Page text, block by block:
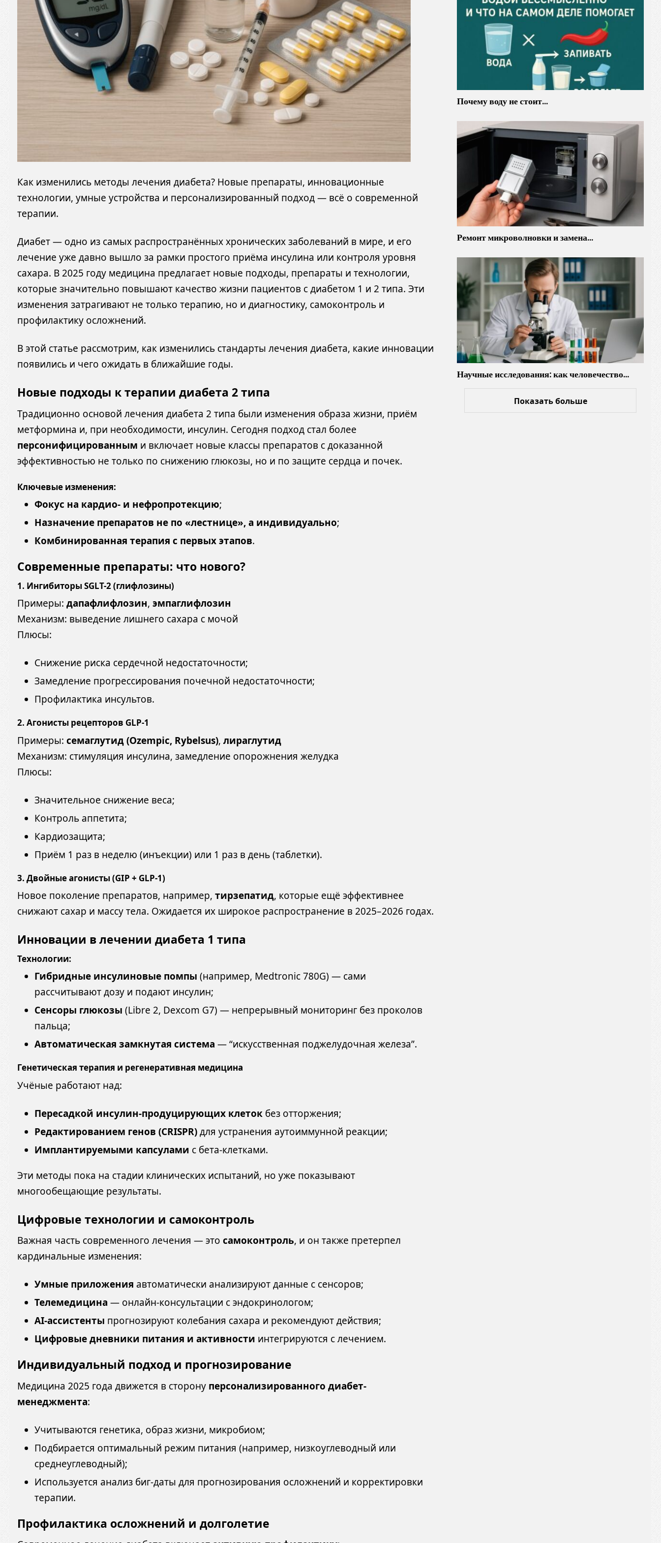
Как изменились методы лечения диабета? Новые препараты, инновационные
технологии, умные устройства и персонализированный подход — всё о современной
терапии.
Диабет — одно из самых распространённых хронических заболеваний в мире, и его
лечение уже давно вышло за рамки простого приёма инсулина или контроля уровня
сахара. В 2025 году медицина предлагает новые подходы, препараты и технологии,
которые значительно повышают качество жизни пациентов с диабетом 1 и 2 типа. Эти
изменения затрагивают не только терапию, но и диагностику, самоконтроль и
профилактику осложнений.
В этой статье рассмотрим, как изменились стандарты лечения диабета, какие инновации
появились и чего ожидать в ближайшие годы.
Новые подходы к терапии диабета 2 типа
Традиционно основой лечения диабета 2 типа были изменения образа жизни, приём
метформина и, при необходимости, инсулин. Сегодня подход стал более
персонифицированным и включает новые классы препаратов с доказанной
эффективностью не только по снижению глюкозы, но и по защите сердца и почек.
Ключевые изменения:
Фокус на кардио- и нефропротекцию;
Назначение препаратов не по «лестнице», а индивидуально;
Комбинированная терапия с первых этапов.
Современные препараты: что нового?
1. Ингибиторы SGLT-2 (глифлозины)
Примеры: дапафлифлозин, эмпаглифлозин
Механизм: выведение лишнего сахара с мочой
Плюсы:
Снижение риска сердечной недостаточности;
Замедление прогрессирования почечной недостаточности;
Профилактика инсультов.
2. Агонисты рецепторов GLP-1
Примеры: семаглутид (Ozempic, Rybelsus), лираглутид
Механизм: стимуляция инсулина, замедление опорожнения желудка
Плюсы:
Значительное снижение веса;
Контроль аппетита;
Кардиозащита;
Приём 1 раз в неделю (инъекции) или 1 раз в день (таблетки).
3. Двойные агонисты (GIP + GLP-1)
Новое поколение препаратов, например, тирзепатид, которые ещё эффективнее
снижают сахар и массу тела. Ожидается их широкое распространение в 2025–2026 годах.
Инновации в лечении диабета 1 типа
Технологии:
Гибридные инсулиновые помпы (например, Medtronic 780G) — сами
рассчитывают дозу и подают инсулин;
Сенсоры глюкозы (Libre 2, Dexcom G7) — непрерывный мониторинг без проколов
пальца;
Автоматическая замкнутая система — “искусственная поджелудочная железа”.
Генетическая терапия и регенеративная медицина
Учёные работают над:
Пересадкой инсулин-продуцирующих клеток без отторжения;
Редактированием генов (CRISPR)для устранения аутоиммунной реакции;
Имплантируемыми капсулами с бета-клетками.
Эти методы пока на стадии клинических испытаний, но уже показывают
многообещающие результаты.
Цифровые технологии и самоконтроль
Важная часть современного лечения — это самоконтроль, и он также претерпел
кардинальные изменения:
Умные приложения автоматически анализируют данные с сенсоров;
Телемедицина — онлайн-консультации с эндокринологом;
AI-ассистенты прогнозируют колебания сахара и рекомендуют действия;
Цифровые дневники питания и активности интегрируются с лечением.
Индивидуальный подход и прогнозирование
Медицина 2025 года движется в сторону персонализированного диабет-
менеджмента:
Учитываются генетика, образ жизни, микробиом;
Подбирается оптимальный режим питания (например, низкоуглеводный или
среднеуглеводный);
Используется анализ биг-даты для прогнозирования осложнений и корректировки
терапии.
Профилактика осложнений и долголетие
Почему воду не стоит…
Ремонт микроволновки и замена…
Научные исследования: как человечество…
Показать больше